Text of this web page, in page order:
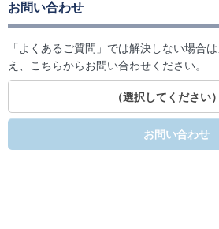
お問い合わせ
「よくあるご質問」では解決しない場合
え、こちらからお問い合わせください。
（選択してください）
お問い合わせ